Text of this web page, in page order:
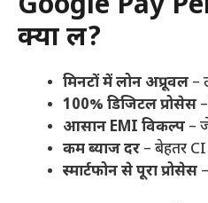
क्यों लें?
मिनटों में लोन अप्रूवल –
100% डिजिटल प्रोसेस
आसान EMI विकल्प –
कम ब्याज दर – बेहतर
स्मार्टफोन से पूरा प्रोसेस